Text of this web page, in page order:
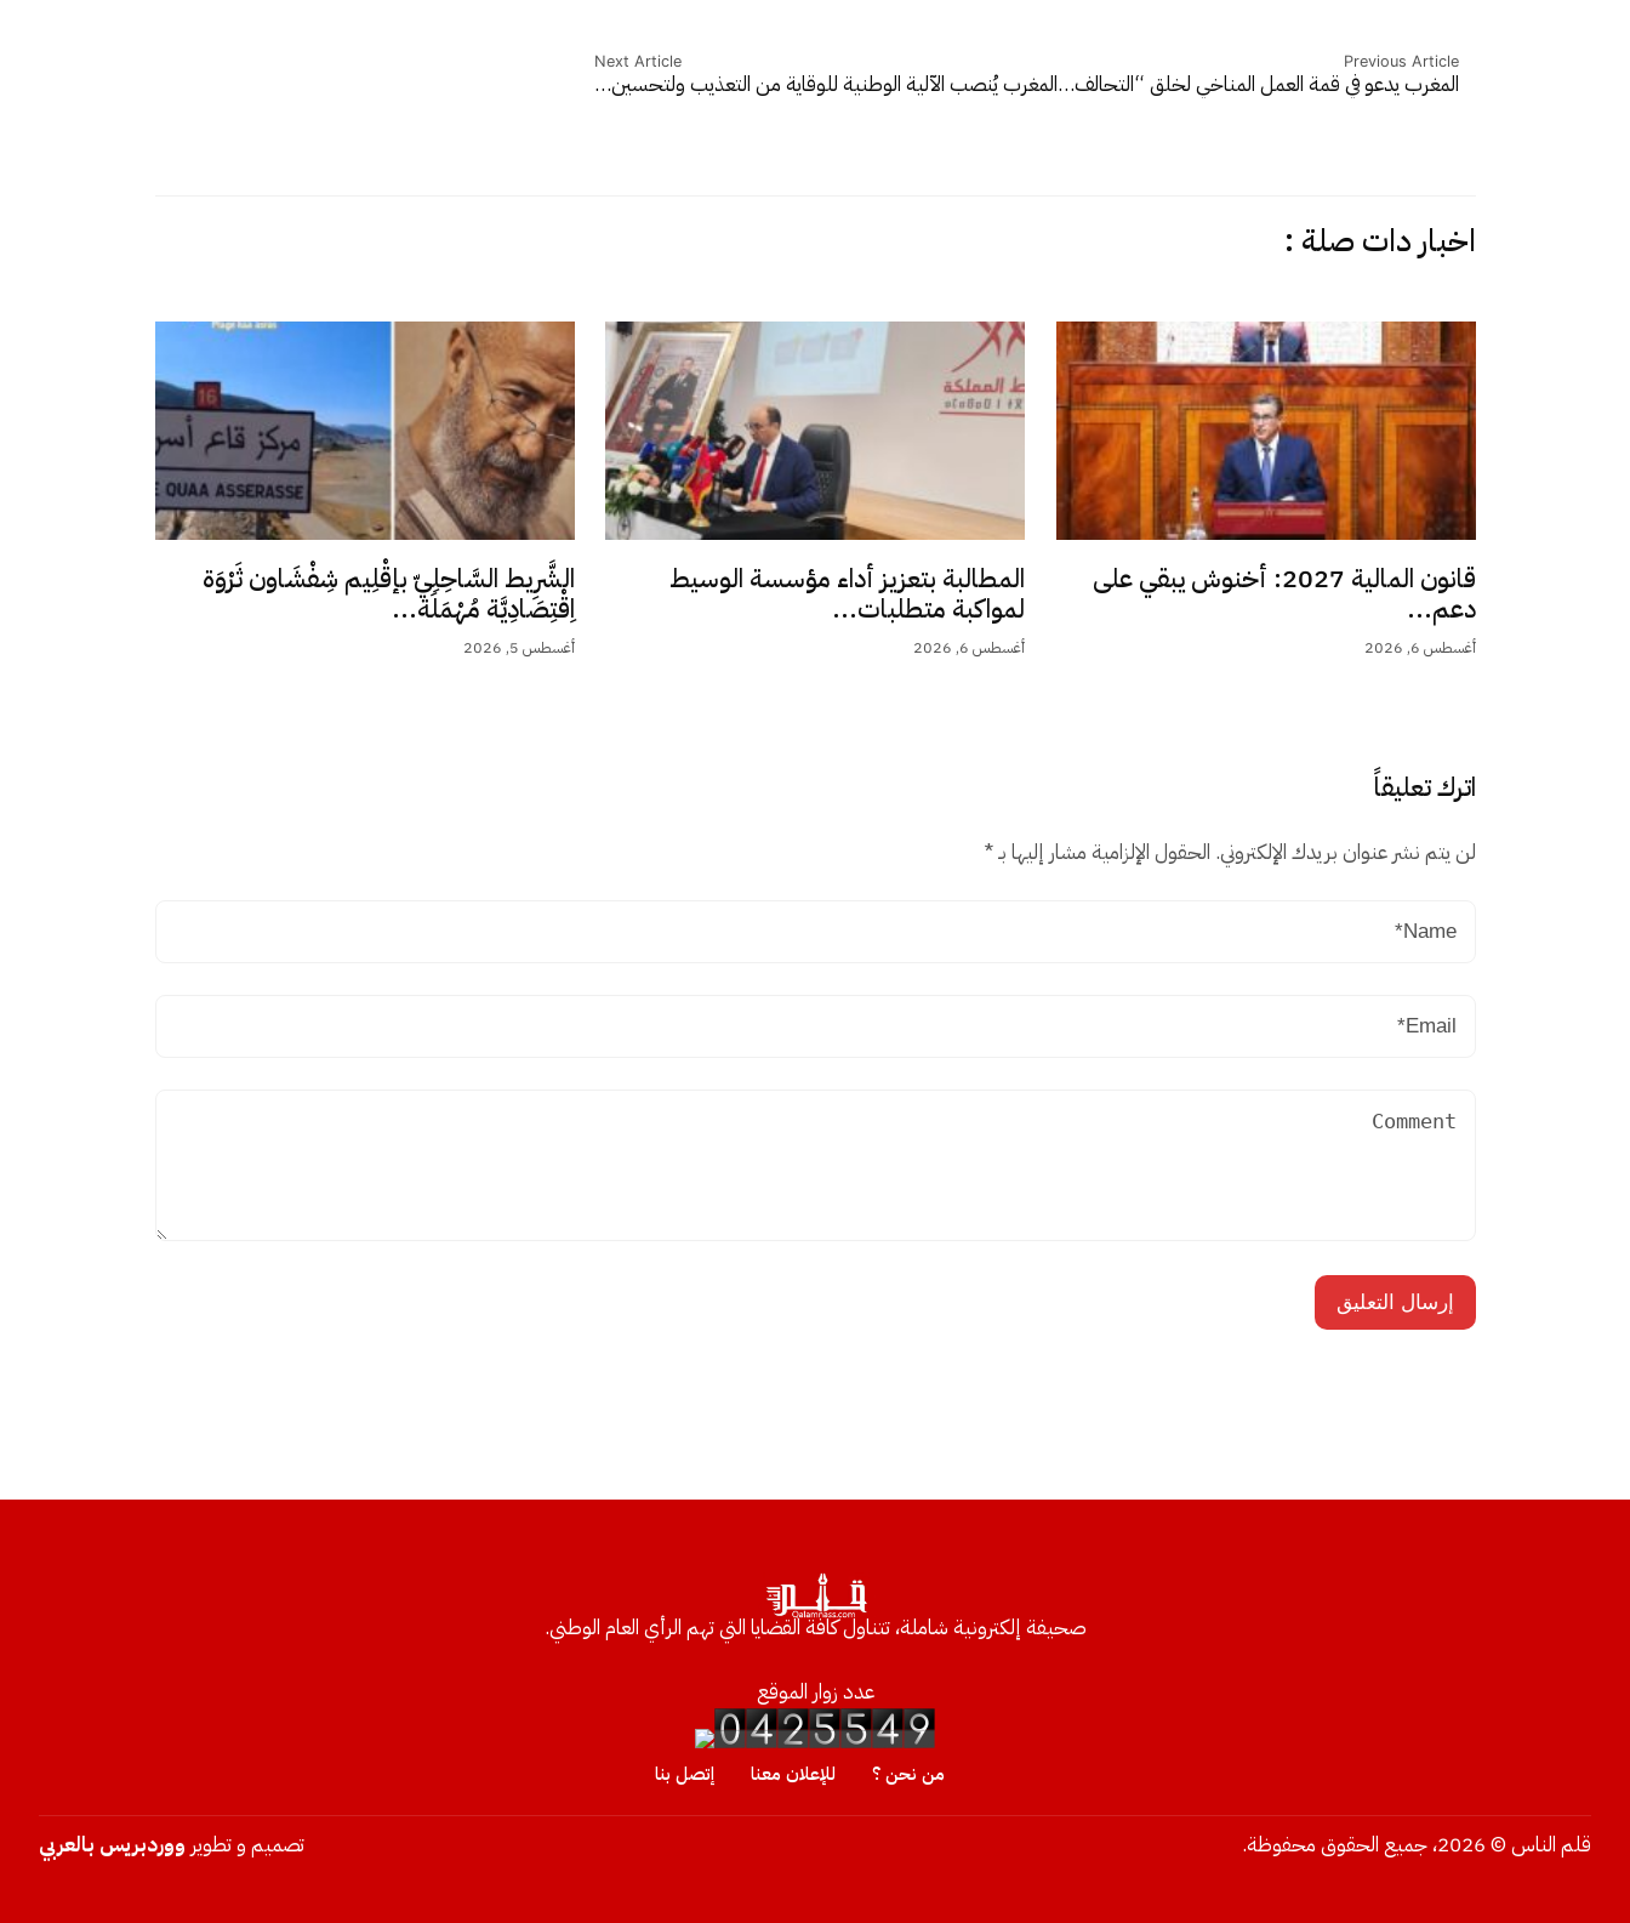
Previous Article
المغرب يدعو في قمة العمل المناخي لخلق “التحالف…
Next Article
المغرب يُنصب الآلية الوطنية للوقاية من التعذيب ولتحسين…
اخبار دات صلة :
قانون المالية 2027: أخنوش يبقي على
دعم...
أغسطس 6, 2026
المطالبة بتعزيز أداء مؤسسة الوسيط
لمواكبة متطلبات...
أغسطس 6, 2026
الشَّرِيط السَّاحِلِيّ بإقْلِيم شِفْشَاون ثَرْوَة
اِقْتِصَادِيَّة مُهْمَلَة...
أغسطس 5, 2026
اترك تعليقاً
لن يتم نشر عنوان بريدك الإلكتروني. الحقول الإلزامية مشار إليها بـ*
صحيفة إلكترونية شاملة، تتناول كافة القضايا التي تهم الرأي العام الوطني.
عدد زوار الموقع
من نحن ؟ للإعلان معنا إتصل بنا
قلم الناس © 2026، جميع الحقوق محفوظة. تصميم و تطوير ووردبريس بالعربي